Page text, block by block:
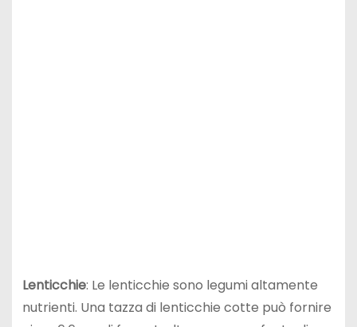
Lenticchie: Le lenticchie sono legumi altamente
nutrienti. Una tazza di lenticchie cotte può fornire